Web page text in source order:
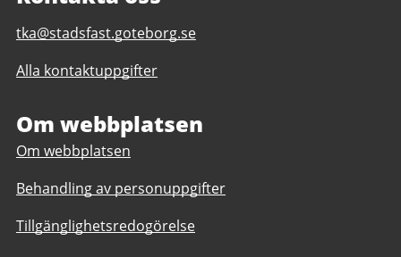
E-
till
tekniska
krav
och
anvisningar,
tka@stadsfast.goteborg.se
Alla kontaktuppgifter
Om webbplatsen
Om webbplatsen
Behandling av personuppgifter
Tillgänglighetsredogörelse